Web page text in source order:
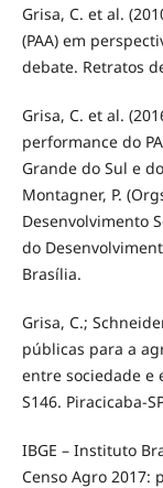
Grisa, C. et al.
(PAA) em
debate. Retratos
Grisa, C. et al.
performance do
Grande do Sul e
Montagner, P.
Desenvolvimento
do
Brasília.
Grisa, C.;
públicas para a
entre sociedade e
S146. Piracicaba-
IBGE – Instituto
Censo Agro 2017: